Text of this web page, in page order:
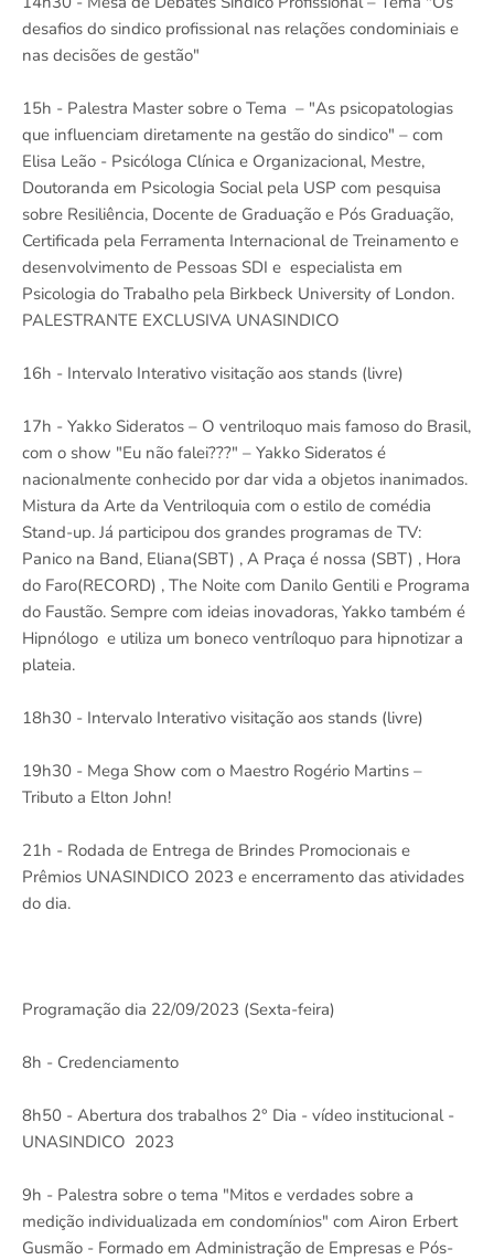
desafios do sindico profissional nas relações condominiais e
nas decisões de gestão"
15h - Palestra Master sobre o Tema – "As psicopatologias
que influenciam diretamente na gestão do sindico" – com
Elisa Leão - Psicóloga Clínica e Organizacional, Mestre,
Doutoranda em Psicologia Social pela USP com pesquisa
sobre Resiliência, Docente de Graduação e Pós Graduação,
Certificada pela Ferramenta Internacional de Treinamento e
desenvolvimento de Pessoas SDI e especialista em
Psicologia do Trabalho pela Birkbeck University of London.
PALESTRANTE EXCLUSIVA UNASINDICO
16h - Intervalo Interativo visitação aos stands (livre)
17h - Yakko Sideratos – O ventriloquo mais famoso do Brasil,
com o show "Eu não falei???" – Yakko Sideratos é
nacionalmente conhecido por dar vida a objetos inanimados.
Mistura da Arte da Ventriloquia com o estilo de comédia
Stand-up. Já participou dos grandes programas de TV:
Panico na Band, Eliana(SBT) , A Praça é nossa (SBT) , Hora
do Faro(RECORD) , The Noite com Danilo Gentili e Programa
do Faustão. Sempre com ideias inovadoras, Yakko também é
Hipnólogo e utiliza um boneco ventríloquo para hipnotizar a
plateia.
18h30 - Intervalo Interativo visitação aos stands (livre)
19h30 - Mega Show com o Maestro Rogério Martins –
Tributo a Elton John!
21h - Rodada de Entrega de Brindes Promocionais e
Prêmios UNASINDICO 2023 e encerramento das atividades
do dia.
Programação dia 22/09/2023 (Sexta-feira)
8h - Credenciamento
8h50 - Abertura dos trabalhos 2° Dia - vídeo institucional -
UNASINDICO 2023
9h - Palestra sobre o tema "Mitos e verdades sobre a
medição individualizada em condomínios" com Airon Erbert
Gusmão - Formado em Administração de Empresas e Pós-